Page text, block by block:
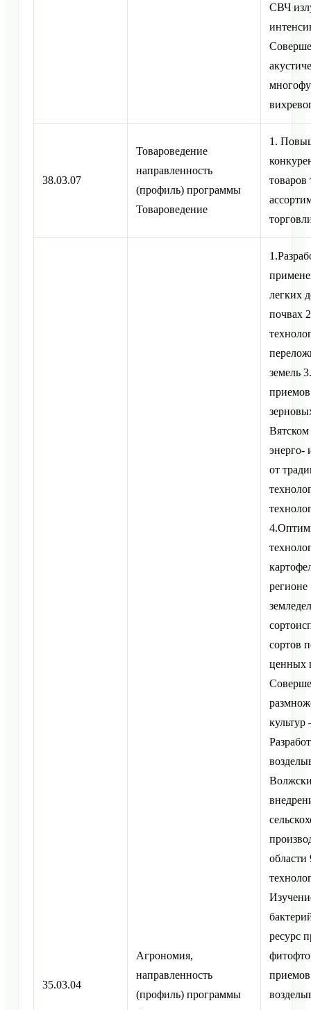
СВЧ
38.03.07
Товароведение
направленность
(профиль) программы
Товароведение
1.
товаров
35.03.04
Агрономия,
направленность
(профиль) программы
легких
почвах
земель
Вятском
энерго-
от
регионе
сортов
ценных
ресурс